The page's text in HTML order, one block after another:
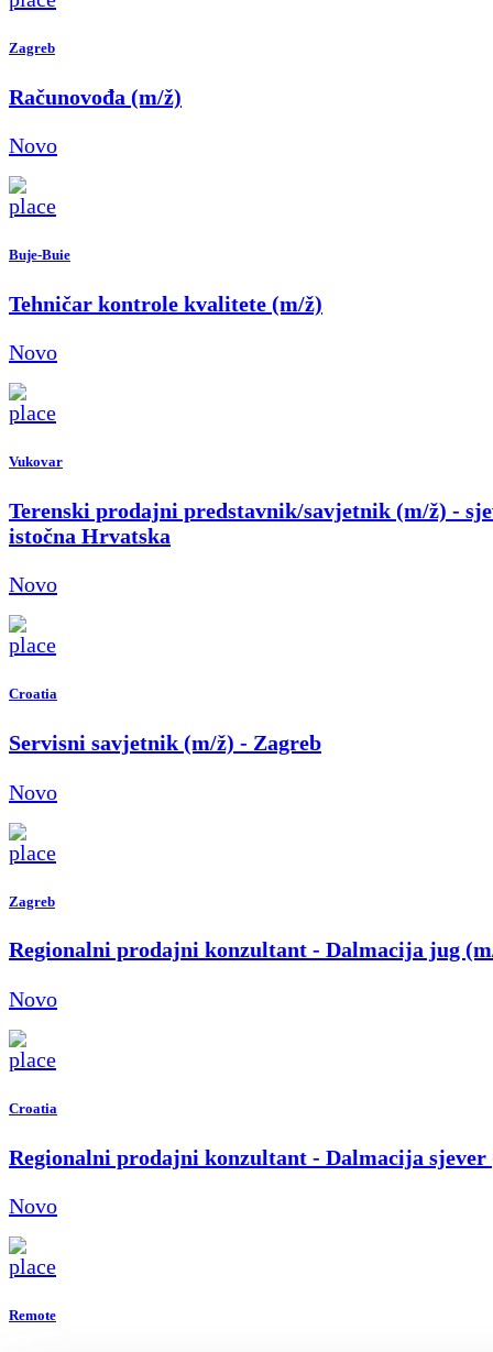
Zagreb
Računovođa (m/ž)
Novo
Buje-Buie
Tehničar kontrole kvalitete (m/ž)
Novo
Vukovar
Terenski prodajni predstavnik/savjetnik (m/ž) -
istočna Hrvatska
Novo
Croatia
Servisni savjetnik (m/ž) - Zagreb
Novo
Zagreb
Regionalni prodajni konzultant - Dalmacija jug
Novo
Croatia
Regionalni prodajni konzultant - Dalmacija sjever
Novo
Remote